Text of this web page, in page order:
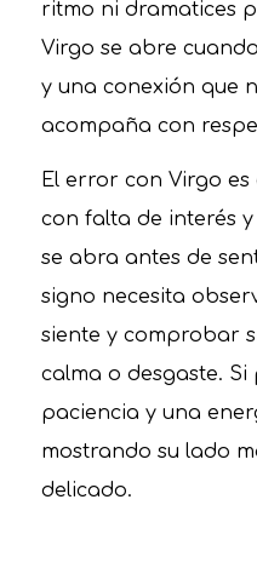
ritmo ni dramatices
Virgo se abre
y una conexión que
acompaña con
El error con Virgo
con falta de interés
se abra antes de
signo necesita
siente y comprobar
calma o desgaste.
paciencia y una
mostrando su lado
delicado.